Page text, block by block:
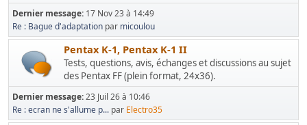
Dernier message: 17 Nov 23 à 14:49
Re : Bague d'adaptation par micoulou
Pentax K-1, Pentax K-1 II
Tests, questions, avis, échanges et discussions au sujet
des Pentax FF (plein format, 24x36).
Dernier message:23 Juil 26 à 10:46
Re : ecran ne s'allume p... par Electro35